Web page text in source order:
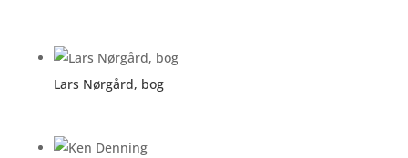
Lars Nørgård, bog